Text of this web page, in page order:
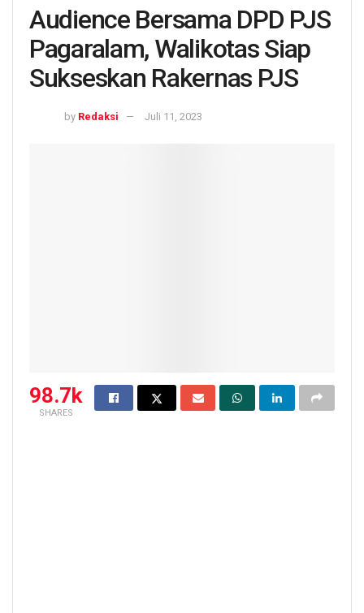
Audience Bersama DPD PJS
Pagaralam, Walikotas Siap
Sukseskan Rakernas PJS
by Redaksi Juli 11, 2023
98.7k
SHARES